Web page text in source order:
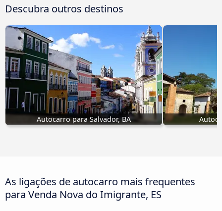
Descubra outros destinos
Autocarro para Salvador, BA
As ligações de autocarro mais frequentes
para Venda Nova do Imigrante, ES